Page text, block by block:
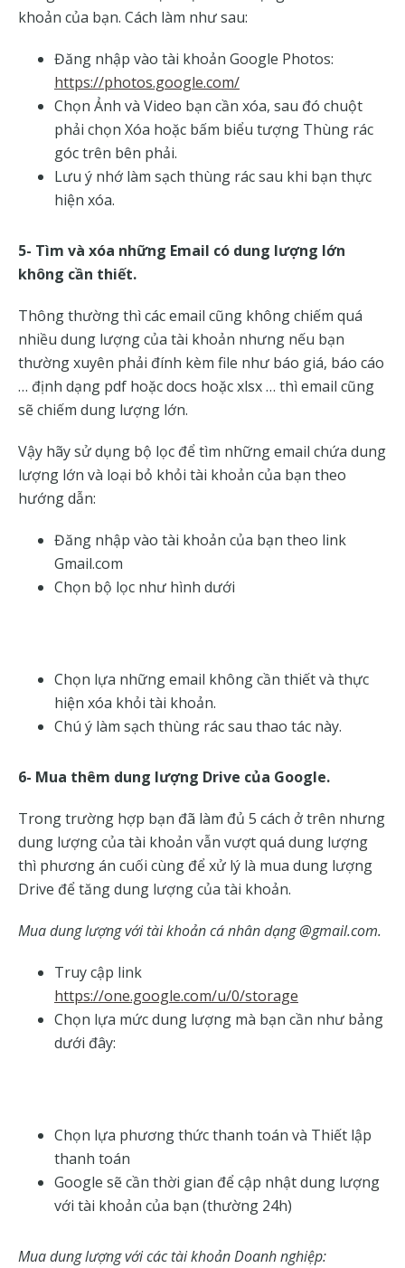
khoản của bạn. Cách làm như sau:
Đăng nhập vào tài khoản Google Photos:
https://photos.google.com/
Chọn Ảnh và Video bạn cần xóa, sau đó chuột
phải chọn Xóa hoặc bấm biểu tượng Thùng rác
góc trên bên phải.
Lưu ý nhớ làm sạch thùng rác sau khi bạn thực
hiện xóa.
5- Tìm và xóa những Email có dung lượng lớn
không cần thiết.
Thông thường thì các email cũng không chiếm quá
nhiều dung lượng của tài khoản nhưng nếu bạn
thường xuyên phải đính kèm file như báo giá, báo cáo
… định dạng pdf hoặc docs hoặc xlsx … thì email cũng
sẽ chiếm dung lượng lớn.
Vậy hãy sử dụng bộ lọc để tìm những email chứa dung
lượng lớn và loại bỏ khỏi tài khoản của bạn theo
hướng dẫn:
Đăng nhập vào tài khoản của bạn theo link
Gmail.com
Chọn bộ lọc như hình dưới
Chọn lựa những email không cần thiết và thực
hiện xóa khỏi tài khoản.
Chú ý làm sạch thùng rác sau thao tác này.
6- Mua thêm dung lượng Drive của Google.
Trong trường hợp bạn đã làm đủ 5 cách ở trên nhưng
dung lượng của tài khoản vẫn vượt quá dung lượng
thì phương án cuối cùng để xử lý là mua dung lượng
Drive để tăng dung lượng của tài khoản.
Mua dung lượng với tài khoản cá nhân dạng @gmail.com.
Truy cập link
https://one.google.com/u/0/storage
Chọn lựa mức dung lượng mà bạn cần như bảng
dưới đây:
Chọn lựa phương thức thanh toán và Thiết lập
thanh toán
Google sẽ cần thời gian để cập nhật dung lượng
với tài khoản của bạn (thường 24h)
Mua dung lượng với các tài khoản Doanh nghiệp: